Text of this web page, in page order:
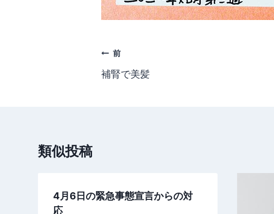
投
稿
ョ
前
補腎で美髪
類似投稿
4月6日の緊急事態宣言からの対
応